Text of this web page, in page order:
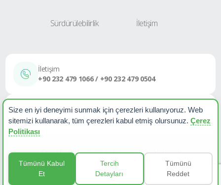
Sürdürülebilirlik İletişim
İletişim
+90 232 479 1066 / +90 232 479 0504
E-Posta
sales@etapplastik.com
Çerez PolitikasıKVKK Aydınlatma MetniHaberler
Size en iyi deneyimi sunmak için çerezleri kullanıyoruz. Web
sitemizi kullanarak, tüm çerezleri kabul etmiş olursunuz. Çerez
Politikası
Tümünü Kabul
Et
Tercih
Detayları
Tümünü
Reddet